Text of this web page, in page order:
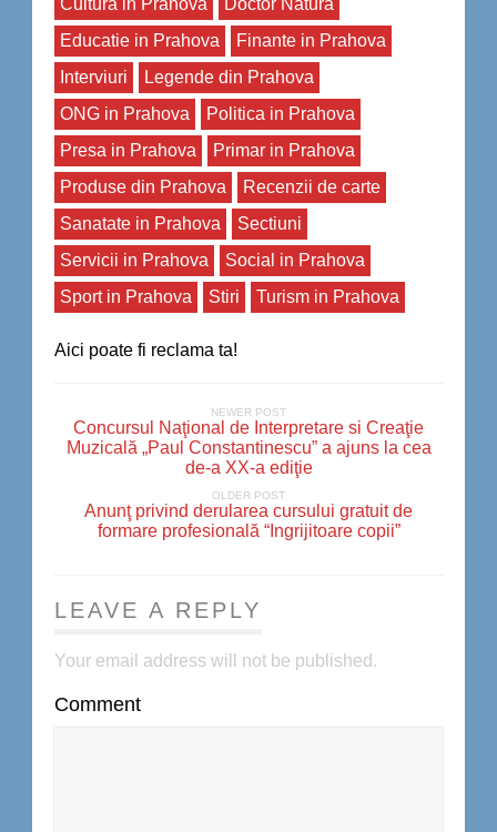
Educatie in Prahova
Finante in Prahova
Interviuri
Legende din Prahova
ONG in Prahova
Politica in Prahova
Presa in Prahova
Primar in Prahova
Produse din Prahova
Recenzii de carte
Sanatate in Prahova
Sectiuni
Servicii in Prahova
Social in Prahova
Sport in Prahova
Stiri Turism in Prahova
Aici poate fi reclama ta!
NEWER POST
Concursul Naţional de Interpretare si Creaţie
Muzicală „Paul Constantinescu” a ajuns la cea
de-a XX-a ediţie
OLDER POST
Anunţ privind derularea cursului gratuit de
formare profesională “Ingrijitoare copii”
LEAVE A REPLY
Your email address will not be published.
Comment